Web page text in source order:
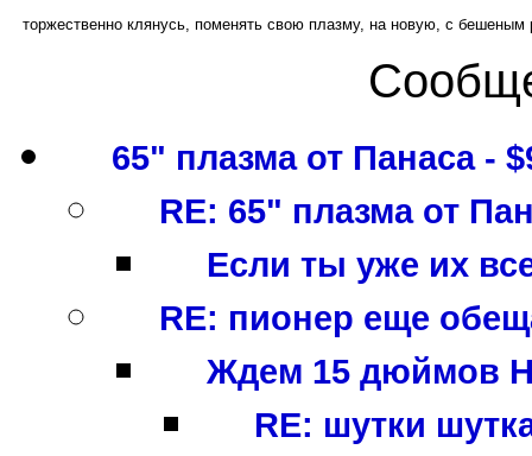
торжественно клянусь, поменять свою плазму, на новую, с
65" плазма от Панаса -
RE: 65" плазма от
Если ты уже их
RE: пионер еще
Ждем 15 дюймов
RE: шутки